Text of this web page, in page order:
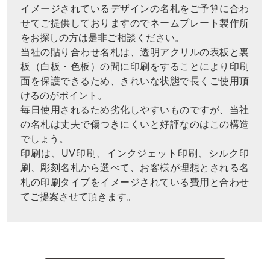
イメージされているデザインの名札をご予算に合わ
せてご提供しておりますのでネームプレート製作所
をお探しの方は是非ご相談ください。
当社の貼り合わせ名札は、透明アクリルの表板と裏
板（白板・色板）の間に印刷をすることにより印刷
面を保護できるため、きれいな状態で長くご使用頂
けるのがポイント。
毎日使用されるため劣化しやすいものですが、当社
の名札は丈夫で傷つきにくいと好評なのはこの構造
でしょう。
印刷は、UV印刷、インクジェット印刷、シルク印
刷、彫刻名札から選べて、お客様が理想とされる名
札の印刷タイプをイメージされている費用と合わせ
てご提案させて頂きます。